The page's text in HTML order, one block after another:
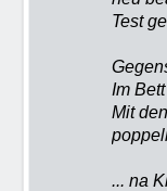
Test
Im
Mit
... na